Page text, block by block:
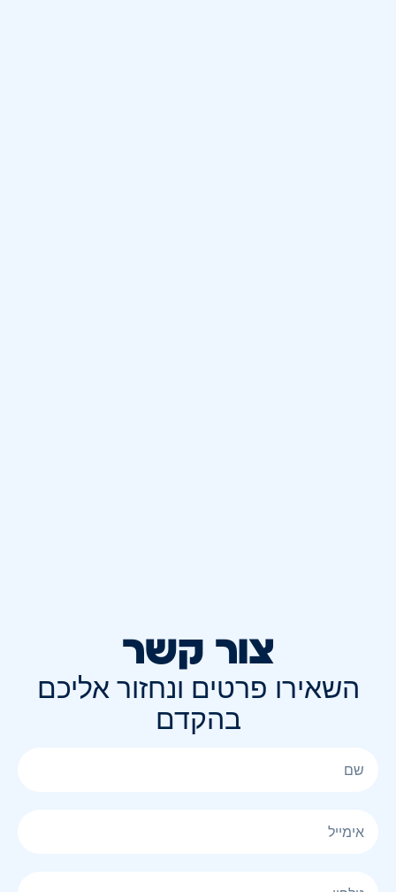
צור קשר
השאירו פרטים ונחזור אליכם
בהקדם